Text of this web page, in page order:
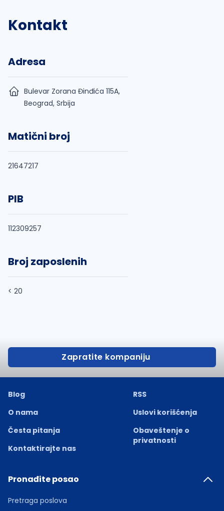
Kontakt
Adresa
Bulevar Zorana Đinđića 115A,
Beograd, Srbija
Matični broj
21647217
PIB
112309257
Broj zaposlenih
< 20
Zapratite kompaniju
Blog
O nama
Česta pitanja
Kontaktirajte nas
RSS
Uslovi korišćenja
Obaveštenje o
privatnosti
Pronađite posao
Pretraga poslova